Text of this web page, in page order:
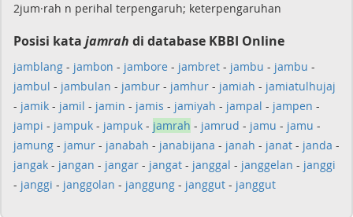
2jum·rah n perihal terpengaruh; keterpengaruhan
Posisi kata jamrah di database KBBI Online
jamblang - jambon - jambore - jambret - jambu - jambu -
jambul - jambulan - jambur - jamhur - jamiah - jamiatulhujaj
- jamik - jamil - jamin - jamis - jamiyah - jampal - jampen -
jampi - jampuk - jampuk - jamrah - jamrud - jamu - jamu -
jamung - jamur - janabah - janabijana - janah - janat - janda -
jangak - jangan - jangar - jangat - janggal - janggelan - janggi
- janggi - janggolan - janggung - janggut - janggut